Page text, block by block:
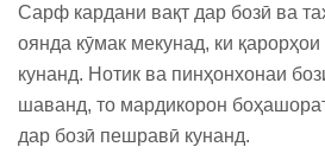
Сарф кардани вақт дар бозӣ ва
оянда кӯмак мекунад, ки қарорҳои
кунанд. Нотик ва пинҳонхонаи
шаванд, то мардикорон
дар бозӣ пешравӣ кунанд.